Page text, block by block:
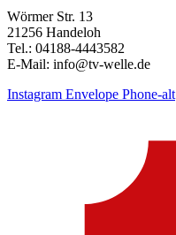
Wörmer Str. 13
21256 Handeloh
Tel.: 04188-4443582
E-Mail: info@tv-welle.de
Instagram Envelope Phone-alt